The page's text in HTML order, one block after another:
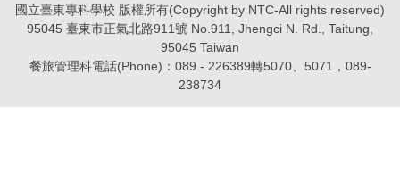
國立臺東專科學校 版權所有(Copyright by NTC-All rights reserved)
95045 臺東市正氣北路911號 No.911, Jhengci N. Rd., Taitung,
95045 Taiwan
餐旅管理科電話(Phone)：089 - 226389轉5070、5071，089-
238734